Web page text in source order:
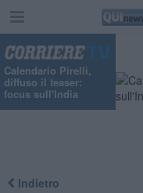
Calendario Pirelli,
diffuso il teaser:
focus sull'India
Indietro